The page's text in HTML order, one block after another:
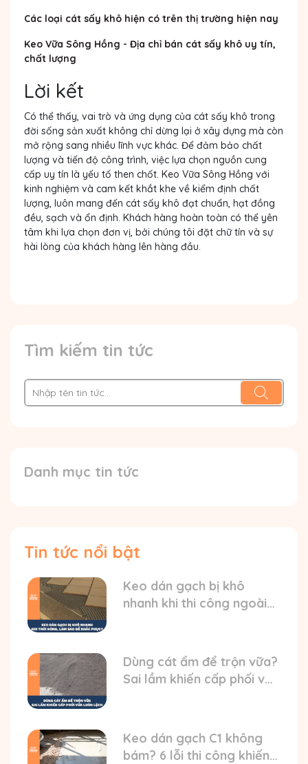
Các loại cát sấy khô hiện có trên thị trường hiện nay
Keo Vữa Sông Hồng - Địa chỉ bán cát sấy khô uy tín,
chất lượng
Lời kết
Có thể thấy, vai trò và ứng dụng của cát sấy khô trong
đời sống sản xuất không chỉ dừng lại ở xây dựng mà còn
mở rộng sang nhiều lĩnh vực khác. Để đảm bảo chất
lượng và tiến độ công trình, việc lựa chọn nguồn cung
cấp uy tín là yếu tố then chốt. Keo Vữa Sông Hồng với
kinh nghiệm và cam kết khắt khe về kiểm định chất
lượng, luôn mang đến cát sấy khô đạt chuẩn, hạt đồng
đều, sạch và ổn định. Khách hàng hoàn toàn có thể yên
tâm khi lựa chọn đơn vị, bởi chúng tôi đặt chữ tín và sự
hài lòng của khách hàng lên hàng đầu.
Tìm kiếm tin tức
Danh mục tin tức
Tin tức nổi bật
Keo dán gạch bị khô
nhanh khi thi công ngoài
Dùng cát ẩm để trộn vữa?
Sai lầm khiến cấp phối vữa
Keo dán gạch C1 không
bám? 6 lỗi thi công khiến